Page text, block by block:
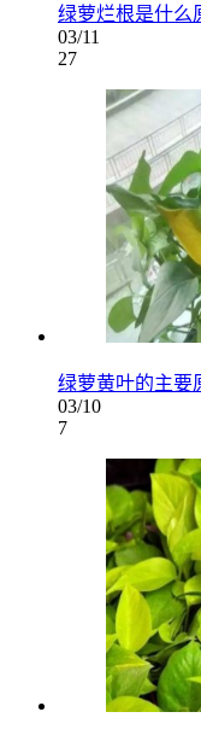
绿萝烂根是什么
03/11
27
绿萝黄叶的主要
03/10
7